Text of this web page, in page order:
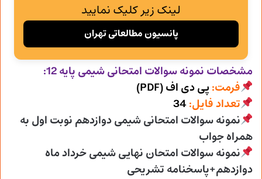
لینک زیر کلیک نمایید
پانسیون مطالعاتی تهران
مشخصات نمونه سوالات امتحانیشیمی پایه 12:
فرمت: پی دی اف (PDF)
تعداد فایل:34
نمونه سوالات امتحانی شیمی دوازدهم نوبت اول به
همراه جواب
نمونه سوالات امتحان نهایی شیمی خرداد ماه
دوازدهم+پاسخنامه تشریحی